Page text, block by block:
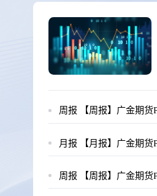
周报 【周报】广金期货
月报 【月报】广金期货
周报 【周报】广金期货